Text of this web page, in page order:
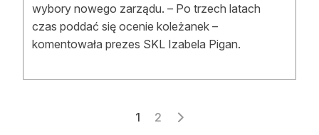
wybory nowego zarządu. – Po trzech latach
czas poddać się ocenie koleżanek –
komentowała prezes SKL Izabela Pigan.
Stronicowanie
1 2